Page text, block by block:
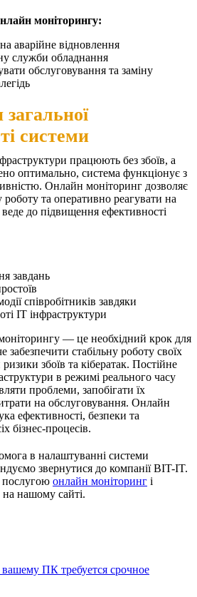
моніторингу:
аварійне відновлення
служби обладнання
обслуговування та заміну
системи
працюють без збоїв, а
оптимально, система функціонує з
Онлайн моніторинг дозволяє
роботу та оперативно реагувати на
до підвищення ефективності
завдань
співробітників завдяки
ІТ інфраструктури
— це необхідний крок для
забезпечити стабільну роботу своїх
ризики збоїв та кібератак. Постійне
в режимі реального часу
проблеми, запобігати їх
на обслуговування. Онлайн
ефективності, безпеки та
бізнес-процесів.
в налаштуванні системи
звернутися до компанії BIT-IT.
онлайн моніторинг і
на нашому сайті.
вашему ПК требуется срочное